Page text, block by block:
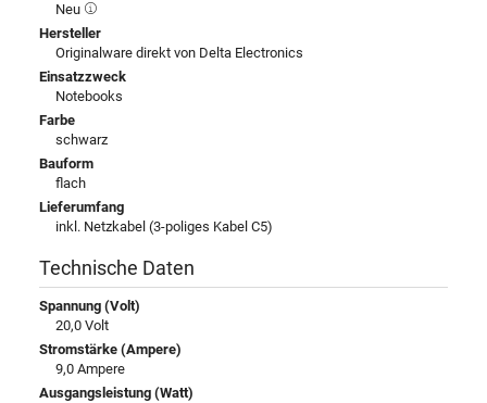
Neu
Hersteller
Originalware direkt von Delta Electronics
Einsatzzweck
Notebooks
Farbe
schwarz
Bauform
flach
Lieferumfang
inkl. Netzkabel (3-poliges Kabel C5)
Technische Daten
Spannung (Volt)
20,0 Volt
Stromstärke (Ampere)
9,0 Ampere
Ausgangsleistung (Watt)